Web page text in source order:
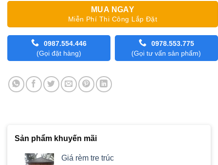
MUA NGAY
Miễn Phí Thi Công Lắp Đặt
0987.554.446
(Gọi đặt hàng)
0978.553.775
(Gọi tư vấn sản phẩm)
Sản phẩm khuyến mãi
Giá rèm tre trúc